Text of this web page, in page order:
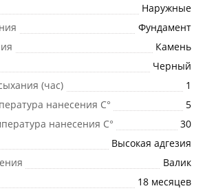
Наружные
Фундамент
Камень
Черный
(час)
1
нанесения C°
5
нанесения C°
30
Высокая адгезия
Валик
18 месяцев